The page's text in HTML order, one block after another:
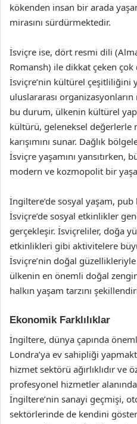
kökenden insan bir arada
mirasını sürdürmektedir.
İsviçre ise, dört resmi dili
Romansh) ile dikkat çeken
İsviçre’nin kültürel çeşitliliğini
uluslararası
bu durum, ülkenin kültürel
kültürü, geleneksel değerlerle
karışımını sunar. Dağlık
İsviçre yaşamını yansıtırken,
modern ve kozmopolit bir
İngiltere’de sosyal yaşam,
İsviçre’de sosyal etkinlikler
gerçekleşir. İsviçreliler, doğa
etkinlikleri gibi aktivitelere
İsviçre’nin doğal güzellikleriyle
ülkenin en önemli doğal
halkın yaşam tarzını
Ekonomik Farklılıklar
İngiltere, dünya çapında
Londra’ya ev sahipliği
hizmet sektörü ağırlıklıdır ve
profesyonel hizmetler
İngiltere’nin sanayi geçmişi,
sektörlerinde de kendini